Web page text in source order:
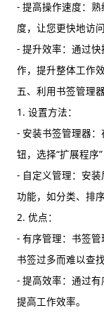
- 提高操作速度：
度，让您更快地访
- 提升效率：通过
作，提升整体工作效
五、利用书签管理器
1. 设置方法：
- 安装书签管理器
钮，选择“扩展程序
- 自定义管理：安
功能，如分类、排
2. 优点：
- 有序管理：书签
书签过多而难以查找
- 提高效率：通过有
提高工作效率。